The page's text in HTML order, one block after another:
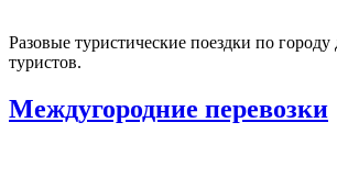
Разовые туристические поездки по
туристов.
Междугородние перевозки